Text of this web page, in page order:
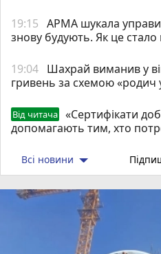
19:15 АРМА шукала
знову будують. Як це
19:04 Шахрай виманив у
гривень за схемою «родич у
Від читача
«Сертифікати
допомагають тим, хто
Всі новини